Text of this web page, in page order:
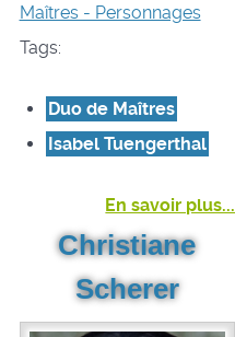
Maîtres - Personnages
Tags:
Duo de Maîtres
Isabel Tuengerthal
En savoir plus...
Christiane
Scherer